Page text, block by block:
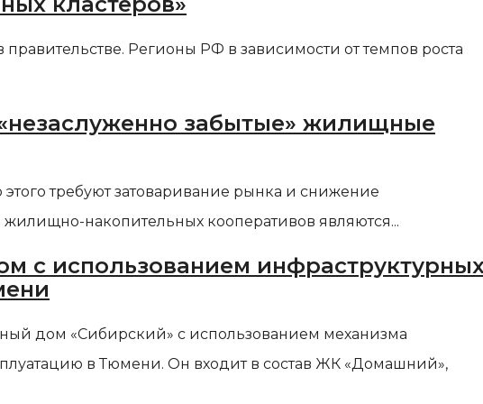
Регионы РФ в зависимости от темпов роста
забытые» жилищные
требуют затоваривание рынка и снижение
накопительных кооперативов являются...
с использованием
дом «Сибирский» с использованием механизма
в Тюмени. Он входит в состав ЖК «Домашний»,